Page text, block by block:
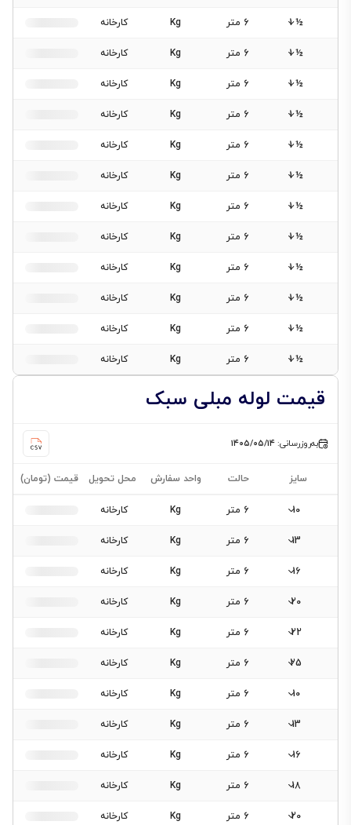
½ 1 6 متر Kg کارخانه
½ 1 6 متر Kg کارخانه
½ 1 6 متر Kg کارخانه
½ 1 6 متر Kg کارخانه
½ 1 6 متر Kg کارخانه
½ 1 6 متر Kg کارخانه
½ 1 6 متر Kg کارخانه
½ 1 6 متر Kg کارخانه
½ 1 6 متر Kg کارخانه
½ 1 6 متر Kg کارخانه
½ 1 6 متر Kg کارخانه
½ 1 6 متر Kg کارخانه
قیمت لوله مبلی سبک
به‌روزرسانی:۱۴۰۵/۰۵/۱۴
سایز حالت واحد سفارش محل تحویل قیمت (تومان)
10 6 متر Kg کارخانه
13 6 متر Kg کارخانه
16 6 متر Kg کارخانه
20 6 متر Kg کارخانه
22 6 متر Kg کارخانه
25 6 متر Kg کارخانه
10 6 متر Kg کارخانه
13 6 متر Kg کارخانه
16 6 متر Kg کارخانه
18 6 متر Kg کارخانه
20 6 متر Kg کارخانه